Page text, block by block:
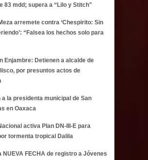
83 mdd; supera a “Lilo y Stitch"
arremete contra ‘Chespirito: Sin
“Falsea los hechos solo para
Enjambre: Detienen a alcalde de
por presuntos actos de
a la presidenta municipal de San
en Oaxaca
activa Plan DN-III-E para
tormenta tropical Dalila
NUEVA FECHA de registro a Jóvenes